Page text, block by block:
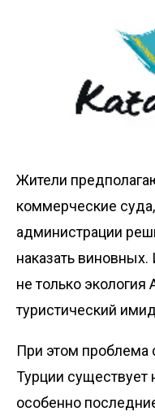
Жители
коммерческие
администрации
наказать
не только экология
туристический
При этом проблема
Турции существует
особенно